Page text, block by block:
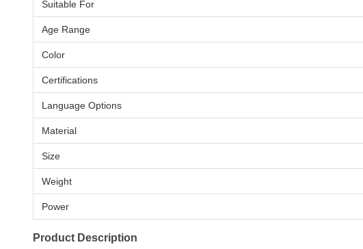
Suitable For
Age Range
Color
Certifications
Language Options
Material
Size
Weight
Power
Product Description